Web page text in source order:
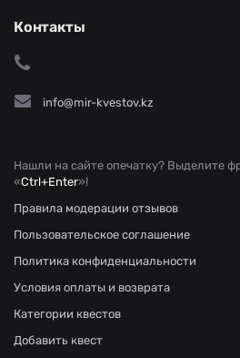
Контакты
info@mir-kvestov.kz
Нашли на сайте опечатку? Выделите
«Ctrl+Enter»!
Правила модерации отзывов
Пользовательское соглашение
Политика конфиденциальности
Условия оплаты и возврата
Категории квестов
Добавить квест